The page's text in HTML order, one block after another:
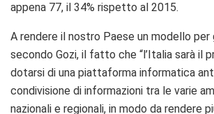
appena 77, il 34% rispetto al 2015.
A rendere il nostro Paese un modello per
secondo Gozi, il fatto che “l’Italia sarà il
dotarsi di una piattaforma informatica
condivisione di informazioni tra le varie
nazionali e regionali, in modo da rendere